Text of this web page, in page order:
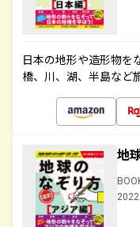
日本の地形や造形物を
橋、川、湖、半島など
地